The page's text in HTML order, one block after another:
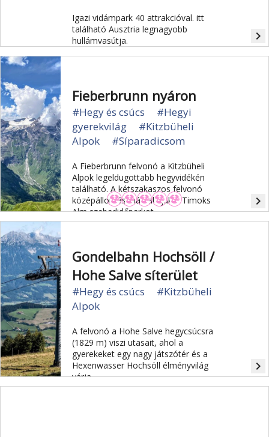
Igazi vidámpark 40 attrakcióval. itt
található Ausztria legnagyobb
hullámvasútja.
navigate_next
Fieberbrunn nyáron
#Hegy és csúcs
#Hegyi
gyerekvilág
#Kitzbüheli
Alpok
#Síparadicsom
A Fieberbrunn felvonó a Kitzbüheli
Alpok legeldugottabb hegyvidékén
található. A kétszakaszos felvonó
középállomásánál találjuk a Timoks
Alm szabadidőparkot.
navigate_next
Gondelbahn Hochsöll /
Hohe Salve síterület
#Hegy és csúcs
#Kitzbüheli
Alpok
A felvonó a Hohe Salve hegycsúcsra
(1829 m) viszi utasait, ahol a
gyerekeket egy nagy játszótér és a
Hexenwasser Hochsöll élményvilág
várja.
navigate_next